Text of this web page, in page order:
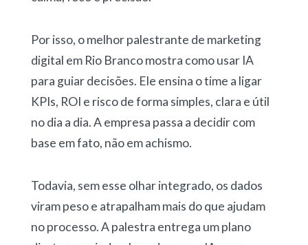
Por isso, o melhor palestrante de marketing
digital em Rio Branco mostra como usar IA
para guiar decisões. Ele ensina o time a ligar
KPIs, ROI e risco de forma simples, clara e útil
no dia a dia. A empresa passa a decidir com
base em fato, não em achismo.
Todavia, sem esse olhar integrado, os dados
viram peso e atrapalham mais do que ajudam
no processo. A palestra entrega um plano